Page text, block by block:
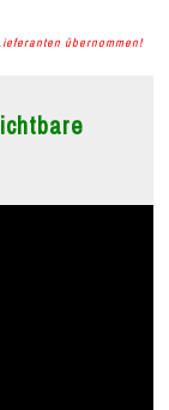
übernommen!